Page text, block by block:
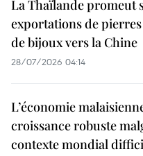
La Thaïlande promeut
exportations de
de bijoux vers la Chine
28/07/2026 04:14
L’économie
croissance robuste
contexte mondial